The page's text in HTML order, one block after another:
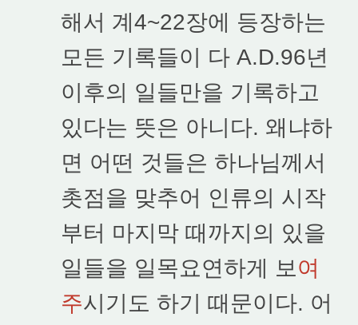
해서 계4~22장에 등장하는
모든 기록들이 다 A.D.96년
이후의 일들만을 기록하고
있다는 뜻은 아니다. 왜냐하
면 어떤 것들은 하나님께서
촛점을 맞추어 인류의 시작
부터 마지막 때까지의 있을
일들을 일목요연하게 보 여
주시기도 하기 때문이다. 어